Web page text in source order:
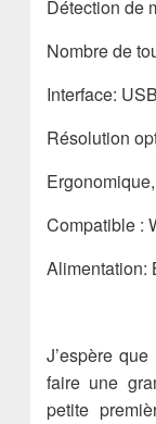
Détection de
Nombre de
Interface: USB
Résolution
Compatible :
Alimentation:
J’espère
faire une
petite